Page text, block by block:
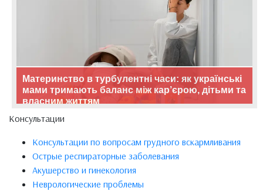
Материнство в турбулентні часи: як українські
мами тримають баланс між кар’єрою, дітьми та
власним життям
Консультации
Консультации по вопросам грудного вскармливания
Острые респираторные заболевания
Акушерство и гинекология
Неврологические проблемы